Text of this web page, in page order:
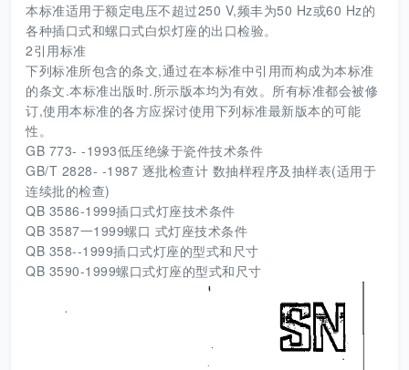
本标准适用于额定电压不超过250 V,频丰为50 Hz或60 Hz的
各种插口式和螺口式白炽灯座的出口检验。
2引用标准
下列标准所包含的条文,通过在本标准中引用而构成为本标准
的条文.本标准出版时.所示版本均为有效。所有标准都会被修
订,使用本标准的各方应探讨使用下列标准最新版本的可能
性。
GB 773- -1993低压绝缘于瓷件技术条件
GB/T 2828- -1987 逐批检查计 数抽样程序及抽样表(适用于
连续批的检查)
QB 3586-1999插口式灯座技术条件
QB 3587一1999螺口 式灯座技术条件
QB 358--1999插口式灯座的型式和尺寸
QB 3590-1999螺口式灯座的型式和尺寸